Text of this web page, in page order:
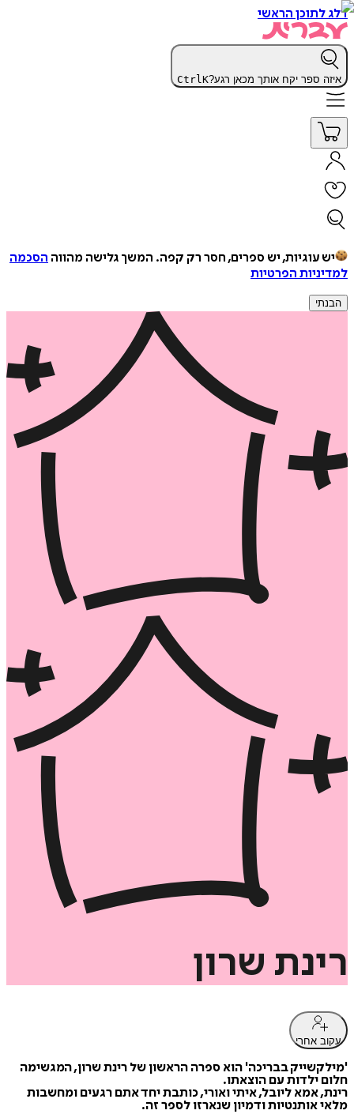
דלג לתוכן הראשי
איזה ספר יקח אותך מכאן רגע? CtrlK
יש עוגיות, יש ספרים, חסר רק קפה. המשך גלישה מהווה הסכמה
למדיניות הפרטיות
הבנתי
רינת שרון
עקוב אחרי
'מילקשייק בבריכה' הוא ספרה הראשון של רינת שרון, המגשימה
חלום ילדות עם הוצאתו.
רינת, אמא ליובל, איתי ואורי, כותבת יחד אתם רגעים ומחשבות
מלאי אותנטיות ודמיון שנארזו לספר זה.